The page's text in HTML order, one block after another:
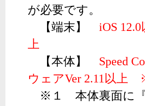
が必要です。
【端末】 iOS
上
【本体】 Speed
ウェアVer 2.11以上
※１ 本体裏面に『